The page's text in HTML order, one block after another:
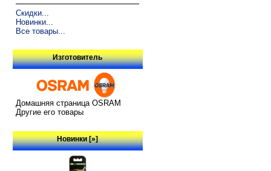
Скидки...
Новинки...
Все товары...
Изготовитель
Домашняя страница OSRAM
Другие его товары
Новинки [»]